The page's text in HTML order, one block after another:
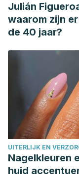
Julián
waarom zijn
de 40 jaar?
UITERLIJK EN
Nagelkleuren
huid